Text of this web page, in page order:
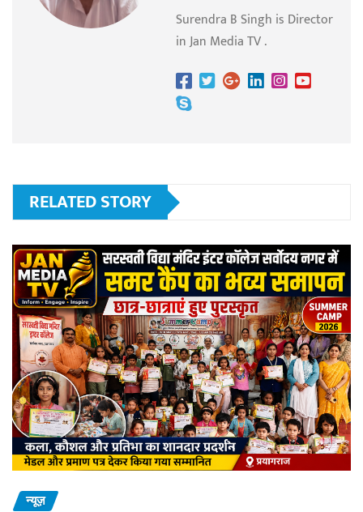
Surendra B Singh is Director
in Jan Media TV .
RELATED STORY
न्यूज़